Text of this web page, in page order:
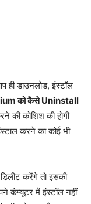
डाउनलोड, इंस्टॉल
को कैसे Uninstall
की कोशिश की होगी
करने का कोई भी
करेंगे तो इसकी
कंप्यूटर में इंस्टॉल नहीं